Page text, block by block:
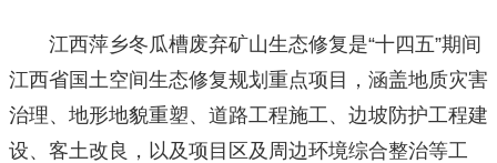
江西萍乡冬瓜槽废弃矿山生态修复是“十四五”期间
江西省国土空间生态修复规划重点项目，涵盖地质灾害
治理、地形地貌重塑、道路工程施工、边坡防护工程建
设、客土改良，以及项目区及周边环境综合整治等工